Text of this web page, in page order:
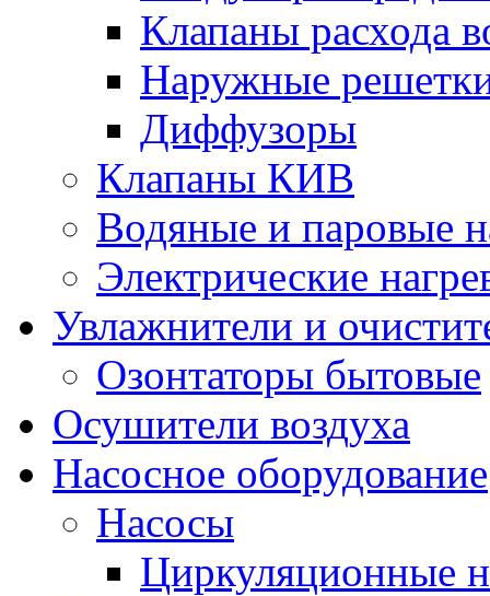
Клапаны расхода
Наружные
Диффузоры
Клапаны КИВ
Водяные и паровые
Электрические
Увлажнители и
Озонтаторы бытовые
Осушители воздуха
Насосное оборудование
Насосы
Циркуляционные